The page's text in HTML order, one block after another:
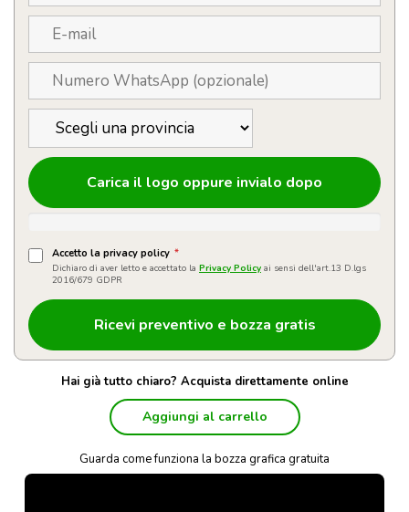
Carica il logo oppure invialo dopo
Accetto la privacy policy *
Dichiaro di aver letto e accettato la Privacy Policy ai sensi dell'art.13 D.lgs
2016/679 GDPR
Hai già tutto chiaro? Acquista direttamente online
Aggiungi al carrello
Guarda come funziona la bozza grafica gratuita